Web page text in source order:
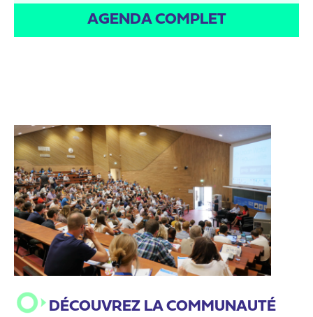
AGENDA COMPLET
DÉCOUVREZ LA COMMUNAUTÉ